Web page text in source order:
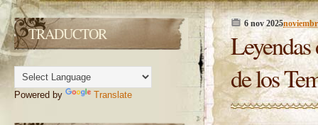
TRADUCTOR
Powered by Translate
6 nov 2025
-
Leyendas
de los